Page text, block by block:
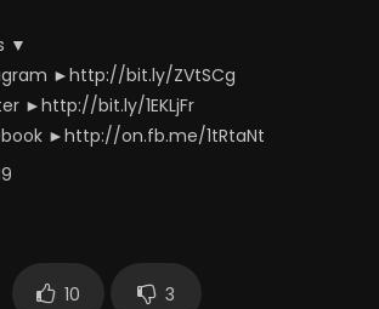
▼
►http://bit.ly/ZVtSCg
►http://bit.ly/1EKLjFr
►http://on.fb.me/1tRtaNt
10 3